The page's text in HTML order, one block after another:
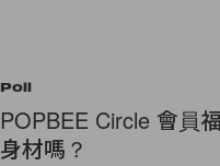
Poll
POPBEE Circle 會員
身材嗎？